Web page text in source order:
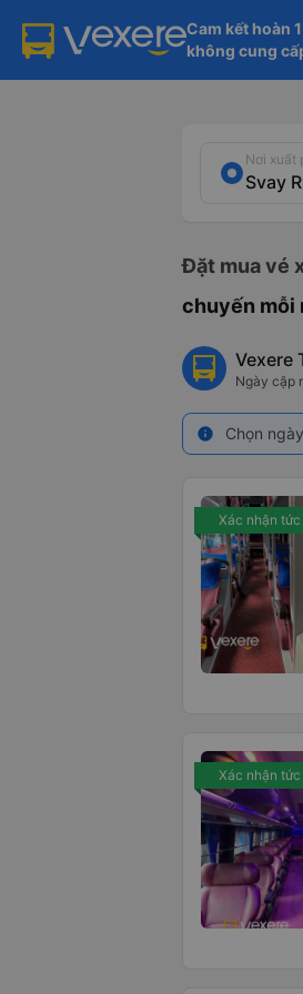
Cam kết hoàn
không cung
Nơi xuất
Đặt mua vé
chuyến mỗi
Vexere
Ngày cập
info Chọn
Xác nhận tức
Xác nhận tức